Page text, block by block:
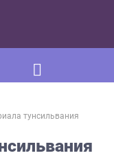
тунсильвания